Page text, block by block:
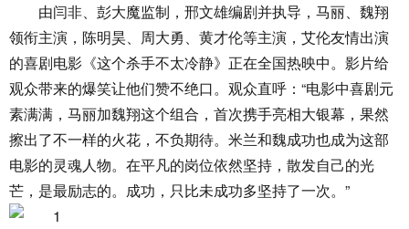
由闫非、彭大魔监制，邢文雄编剧并执导，马丽、魏翔
领衔主演，陈明昊、周大勇、黄才伦等主演，艾伦友情出演
的喜剧电影《这个杀手不太冷静》正在全国热映中。影片给
观众带来的爆笑让他们赞不绝口。观众直呼：“电影中喜剧元
素满满，马丽加魏翔这个组合，首次携手亮相大银幕，果然
擦出了不一样的火花，不负期待。米兰和魏成功也成为这部
电影的灵魂人物。在平凡的岗位依然坚持，散发自己的光
芒，是最励志的。成功，只比未成功多坚持了一次。”